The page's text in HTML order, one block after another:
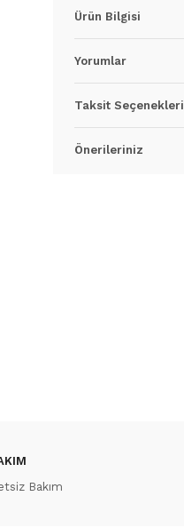
Ürün Bilgisi
Yorumlar
Taksit Seçenekleri
Önerileriniz
Bakım